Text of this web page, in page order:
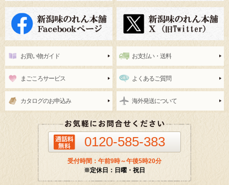
お買い物ガイド お支払い・送料
まごころサービス よくあるご質問
カタログのお申込み 海外発送について
0120-585-383
受付時間：午前9時～午後5時20分
※定休日：日曜・祝日